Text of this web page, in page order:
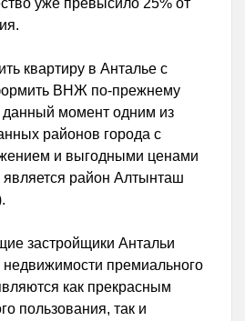
квартиру в Анталье с
ВНЖ по-прежнему
данный момент одним из
районов города с
и выгодными ценами
район Алтынташ
застройщики Антальи
недвижимости премиального
как прекрасным
пользования, так и